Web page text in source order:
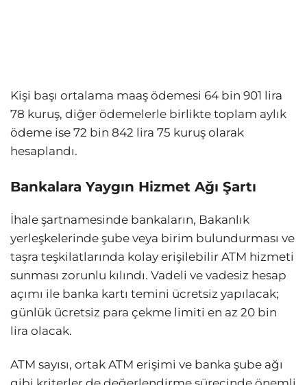
Kişi başı ortalama maaş ödemesi 64 bin 901 lira
78 kuruş, diğer ödemelerle birlikte toplam aylık
ödeme ise 72 bin 842 lira 75 kuruş olarak
hesaplandı.
Bankalara Yaygın Hizmet Ağı Şartı
İhale şartnamesinde bankaların, Bakanlık
yerleşkelerinde şube veya birim bulundurması ve
taşra teşkilatlarında kolay erişilebilir ATM hizmeti
sunması zorunlu kılındı. Vadeli ve vadesiz hesap
açımı ile banka kartı temini ücretsiz yapılacak;
günlük ücretsiz para çekme limiti en az 20 bin
lira olacak.
ATM sayısı, ortak ATM erişimi ve banka şube ağı